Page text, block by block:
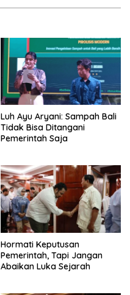
Luh Ayu Aryani: Sampah Bali
Tidak Bisa Ditangani
Pemerintah Saja
Hormati Keputusan
Pemerintah, Tapi Jangan
Abaikan Luka Sejarah